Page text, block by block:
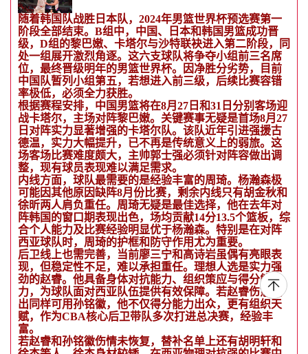
随着韩国队战胜日本队，2024年男篮世界杯预选赛第一
阶段全部结束。B组中，中国、日本和韩国男篮成功晋
级，D组的黎巴嫩、卡塔尔与沙特联袂进入第二阶段，同
处一组展开激烈角逐。这六支球队将争夺小组前三名席
位，最终晋级明年的男篮世界杯。因净胜分劣势，目前
中国队暂列小组第五，若想进入前三级，后续比赛容错
率极低，必须全力获胜。
根据赛程安排，中国男篮将在8月27日和31日分别客场迎
战卡塔尔，主场对阵黎巴嫩。关键赛事无疑是首场8月27
日对阵实力显著增强的卡塔尔队。该队近年引进强援古
德温，实力大幅提升，已不再是传统意义上的弱旅。这
场客场比赛难度颇大，主帅郭士强必须针对阵容做出调
整，现有球员表现难以满足需求。
内线方面，球队最需要的是经验丰富的周琦。杨瀚森极
可能因其他原因缺阵8月份比赛，剩余内线只有胡金秋和
徐昕两人肩负重任。周琦无疑是最佳选择，他在去年对
阵韩国的窗口期表现出色，场均贡献14分13.5个篮板，综
合个人能力及比赛经验明显优于杨瀚森。特别是在对阵
西亚球队时，周琦的护框和防守作用尤为重要。
后卫线上也需完善，当前廖三宁和高诗岩虽偶有亮眼表
现，但稳定性不足，难以承担重任。理想人选是实力强
劲的赵睿。他具备身体对抗能力、组织策应与得分能
力，为球队面对西亚队伍提供有效保障。若赵睿伤愈复
出同样可用孙铭徽，他不仅得分能力出众，更有组织天
赋，作为CBA核心后卫带队多次打进总决赛，经验丰
富。
若赵睿和孙铭徽伤情未恢复，替补名单上还有胡明轩和